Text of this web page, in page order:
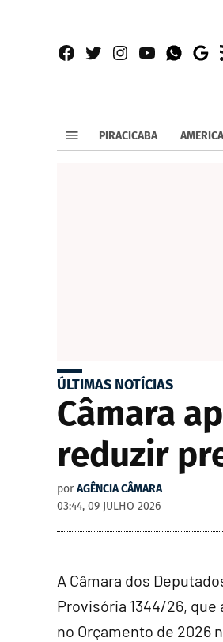
Facebook
TwitterInstagram
YouTube
PIRACICABA
ÚLTIMAS NOTÍCIAS
Câmara
reduzir
por AGÊNCIA CÂMARA
03:44, 09 JULHO 2026
A Câmara dos
Provisória 1344/26, que
no Orçamento de 2026